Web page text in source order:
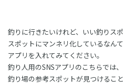
釣りに行きたいけれど、いい釣りス
スポットにマンネリ化しているなん
アプリを入れてみてください。
釣り人用のSNSアプリのこちらでは
釣り場の参考スポットが見つけるこ